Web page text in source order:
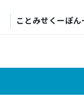
ことみせくーぽん